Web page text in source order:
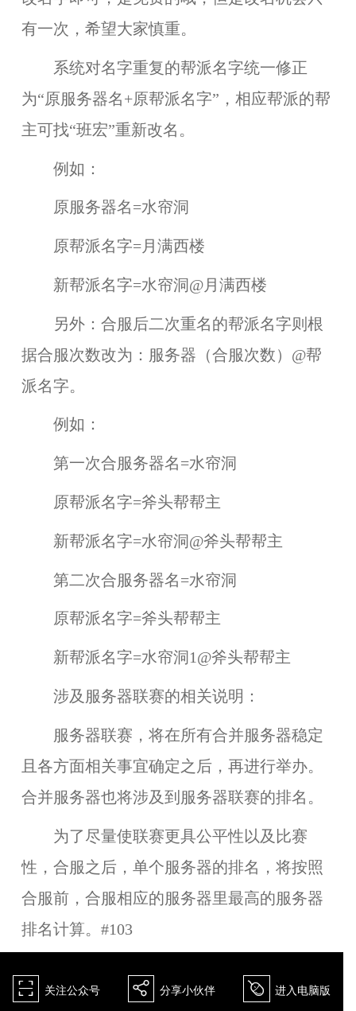
有一次，希望大家慎重。
系统对名字重复的帮派名字统一修正
为“原服务器名+原帮派名字”，相应帮派的帮
主可找“班宏”重新改名。
例如：
原服务器名=水帘洞
原帮派名字=月满西楼
新帮派名字=水帘洞@月满西楼
另外：合服后二次重名的帮派名字则根
据合服次数改为：服务器（合服次数）@帮
派名字。
例如：
第一次合服务器名=水帘洞
原帮派名字=斧头帮帮主
新帮派名字=水帘洞@斧头帮帮主
第二次合服务器名=水帘洞
原帮派名字=斧头帮帮主
新帮派名字=水帘洞1@斧头帮帮主
涉及服务器联赛的相关说明：
服务器联赛，将在所有合并服务器稳定
且各方面相关事宜确定之后，再进行举办。
合并服务器也将涉及到服务器联赛的排名。
为了尽量使联赛更具公平性以及比赛
性，合服之后，单个服务器的排名，将按照
合服前，合服相应的服务器里最高的服务器
排名计算。#103
򰀁 关注公众号 򰀂 分享小伙伴 򰀄 进入电脑版